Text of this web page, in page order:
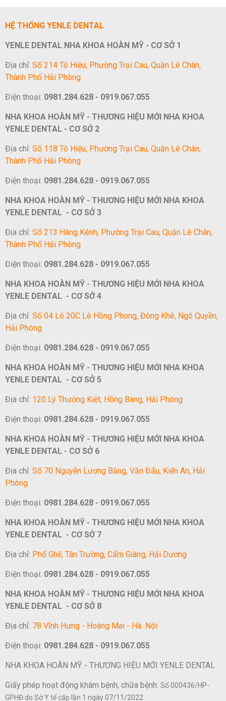
HỆ THỐNG YENLE DENTAL
YENLE DENTAL NHA KHOA HOÀN MỸ - CƠ SỞ 1
Địa chỉ: Số 214 Tô Hiệu, Phường Trại Cau, Quận Lê Chân,
Thành Phố Hải Phòng
Điện thoại: 0981.284.628 - 0919.067.055
NHA KHOA HOÀN MỸ - THƯƠNG HIỆU MỚI NHA KHOA
YENLE DENTAL - CƠ SỞ 2
Địa chỉ: Số 118 Tô Hiệu, Phường Trại Cau, Quận Lê Chân,
Thành Phố Hải Phòng
Điện thoại: 0981.284.628 - 0919.067.055
NHA KHOA HOÀN MỸ - THƯƠNG HIỆU MỚI NHA KHOA
YENLE DENTAL - CƠ SỞ 3
Địa chỉ: Số 213 Hàng Kênh, Phường Trại Cau, Quận Lê Chân,
Thành Phố Hải Phòng
Điện thoại: 0981.284.628 - 0919.067.055
NHA KHOA HOÀN MỸ - THƯƠNG HIỆU MỚI NHA KHOA
YENLE DENTAL - CƠ SỞ 4
Địa chỉ: Số 04 Lô 20C Lê Hồng Phong, Đông Khê, Ngô Quyền,
Hải Phòng
Điện thoại: 0981.284.628 - 0919.067.055
NHA KHOA HOÀN MỸ - THƯƠNG HIỆU MỚI NHA KHOA
YENLE DENTAL - CƠ SỞ 5
Địa chỉ: 120 Lý Thường Kiệt, Hồng Bàng, Hải Phòng
Điện thoại: 0981.284.628 - 0919.067.055
NHA KHOA HOÀN MỸ - THƯƠNG HIỆU MỚI NHA KHOA
YENLE DENTAL - CƠ SỞ 6
Địa chỉ: Số 70 Nguyễn Lương Bằng, Văn Đẩu, Kiến An, Hải
Phòng
Điện thoại: 0981.284.628 - 0919.067.055
NHA KHOA HOÀN MỸ - THƯƠNG HIỆU MỚI NHA KHOA
YENLE DENTAL - CƠ SỞ 7
Địa chỉ: Phố Ghẽ, Tân Trường, Cẩm Giàng, Hải Dương
Điện thoại: 0981.284.628 - 0919.067.055
NHA KHOA HOÀN MỸ - THƯƠNG HIỆU MỚI NHA KHOA
YENLE DENTAL - CƠ SỞ 8
Địa chỉ: 78 Vĩnh Hưng - Hoàng Mai - Hà Nội
Điện thoại: 0981.284.628 - 0919.067.055
NHA KHOA HOÀN MỸ - THƯƠNG HIỆU MỚI YENLE DENTAL
Giấy phép hoạt động khám bệnh, chữa bệnh: Số 000436/HP-
GPHĐ do Sở Y tế cấp lần 1 ngày 07/11/2022